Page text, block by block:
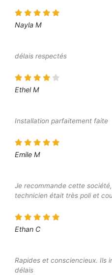
Nayla M
délais respectés
Ethel M
Installation parfaitement faite
Emile M
Je recommande cette
technicien était très poli et
Ethan C
Rapides et consciencieux. Ils
délais